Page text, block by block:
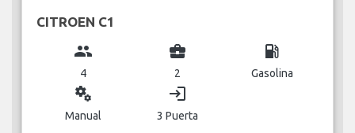
CITROEN C1
group
4
business_center
2
local_gas_station
Gasolina
miscellaneous_services
Manual
login
3 Puerta